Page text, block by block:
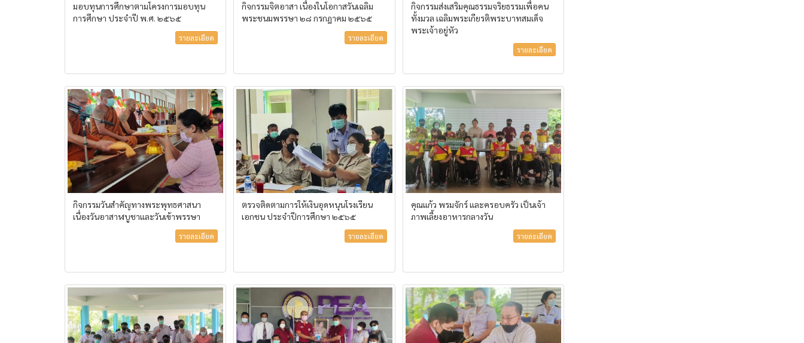
มอบทุนการศึกษาตามโครงการมอบทุน
การศึกษา ประจำปี พ.ศ. ๒๕๖๕
รายละเอียด
กิจกรรมจิตอาสา เนื่องในโอกาสวันเฉลิม
พระชนมพรรษา ๒๘ กรกฎาคม ๒๕๖๕
รายละเอียด
กิจกรรมส่งเสริมคุณธรรมจริยธรรมเพื่อคน
ทั้งมวล เฉลิมพระเกียรติพระบาทสมเด็จ
พระเจ้าอยู่หัว
รายละเอียด
กิจกรรมวันสำคัญทางพระพุทธศาสนา
เนื่องวันอาสาฬบูชาและวันเข้าพรรษา
รายละเอียด
ตรวจติดตามการให้เงินอุดหนุนโรงเรียน
เอกชน ประจำปีการศึกษา ๒๕๖๕
รายละเอียด
คุณแก้ว พรมจักร์ และครอบครัว เป็นเจ้า
ภาพเลี้ยงอาหารกลางวัน
รายละเอียด